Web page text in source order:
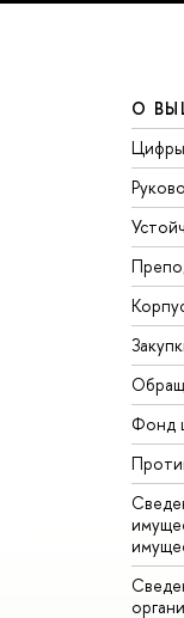
О
Фонд